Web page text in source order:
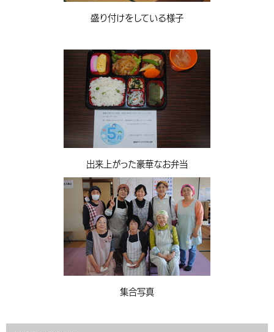
盛り付けをしている様子
出来上がった豪華なお弁当
集合写真